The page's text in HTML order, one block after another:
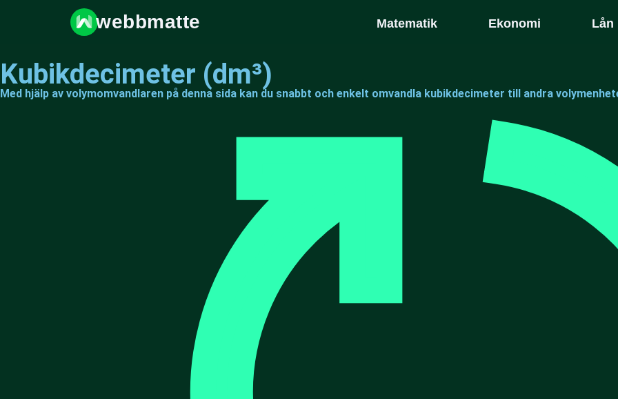
webbmatte Matematik Ekonomi Lån
Kubikdecimeter (dm³)
Med hjälp av volymomvandlaren på denna sida kan du snabbt och enkelt omvandla kubikdecimeter till andra